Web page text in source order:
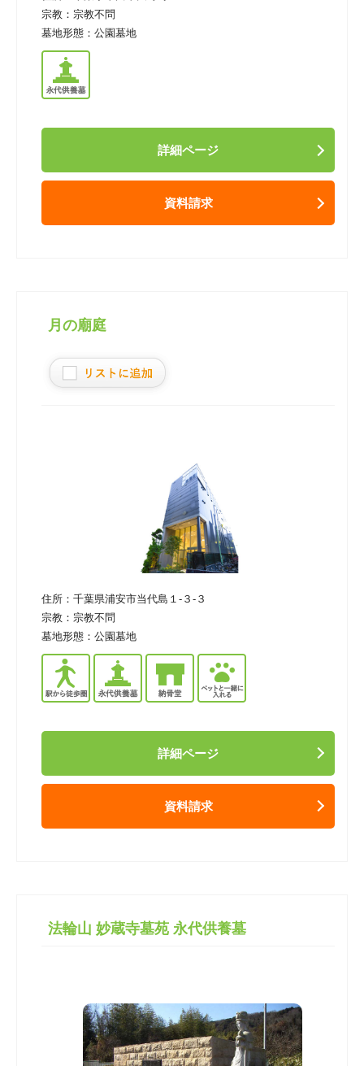
宗教： 宗教不問
墓地形態： 公園墓地
詳細ページ
資料請求
月の廟庭
住所： 千葉県浦安市当代島１-３-３
宗教： 宗教不問
墓地形態： 公園墓地
詳細ページ
資料請求
法輪山 妙蔵寺墓苑 永代供養墓